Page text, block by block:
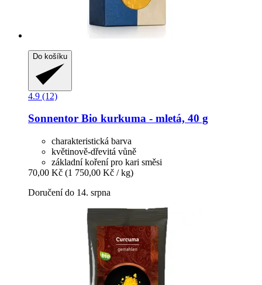
Do košíku
4.9 (12)
Sonnentor Bio kurkuma -​ mletá, 40 g
charakteristická barva
květinově-dřevitá vůně
základní koření pro kari směsi
70,00 Kč (1 750,00 Kč / kg)
Doručení do 14. srpna